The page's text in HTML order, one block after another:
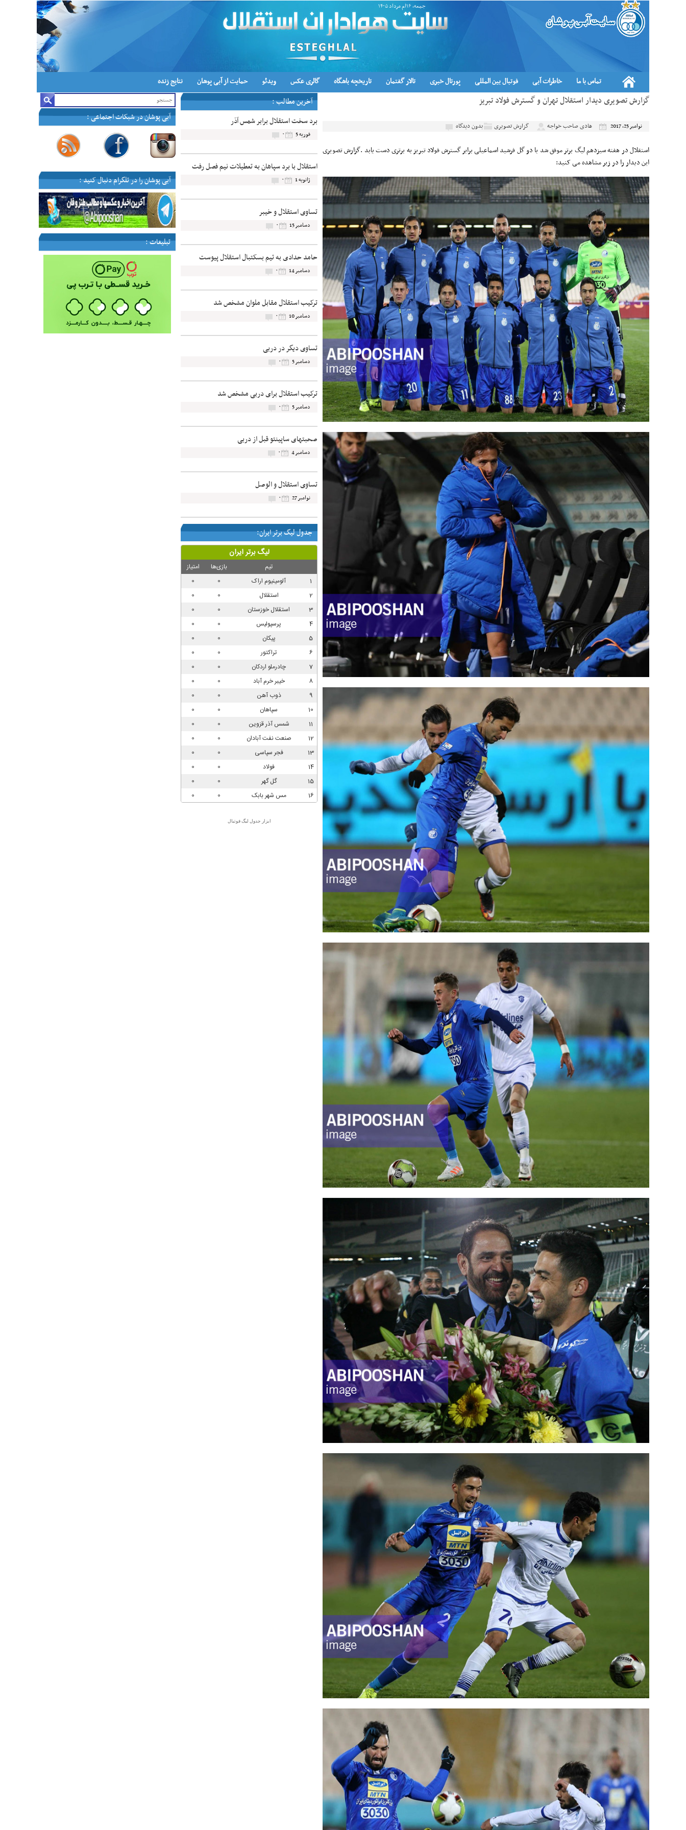
جمعه, ۱۶ام مرداد ۱۴۰۵
تماس با ما خاطرات آبی فوتبال بین المللی پورتال خبری تالار گفتمان تاریخچه باشگاه گالری عکس ویدئو حمایت از آبی پوشان نتایج زنده
گزارش تصویری دیدار استقلال تهران و گسترش فولاد تبریز
نوامبر 25, 2017 هادی صاحب خواجه گزارش تصویری بدون دیدگاه
استقلال در هفته سیزدهم لیگ برتر موفق شد با دو گل فرشید اسماعیلی برابر گسترش فولاد تبریز به برتری دست یابد .گزارش تصویری
این دیدار را در زیر مشاهده می کنید:
آخرین مطالب :
برد سخت استقلال برابر شمس آذر
فوریه 5 ۰
استقلال با برد سپاهان به تعطیلات نیم فصل رفت
ژانویه 1 ۰
تساوی استقلال و خیبر
دسامبر 15 ۰
حامد حدادی به تیم بسکتبال استقلال پیوست
دسامبر 14 ۰
ترکیب استقلال مقابل ملوان مشخص شد
دسامبر 10 ۰
تساوی دیگر در دربی
دسامبر 5 ۰
ترکیب استقلال برای دربی مشخص شد
دسامبر 5 ۰
صحبتهای ساپینتو قبل از دربی
دسامبر 4 ۰
تساوی استقلال و الوصل
نوامبر 27 ۰
جدول لیگ برتر ایران:
ابزار جدول لیگ فوتبال
آبی پوشان در شبکات اجتماعی :
آبی پوشان را در تلگرام دنبال کنید :
تبلیغات :